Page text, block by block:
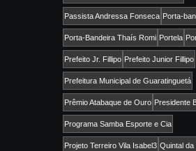
Passista Andressa Fonseca Porta-
Porta-Bandeira Thaís Romi Portela
Prefeito Jr. Fillipo Prefeito Junior Fillipo
Prefeitura Municipal de Guaratinguetá
Prêmio Atabaque de Ouro Presidente
Programa Samba Esporte e Cia
Projeto Terreiro Vila Isabel3 Quintal da